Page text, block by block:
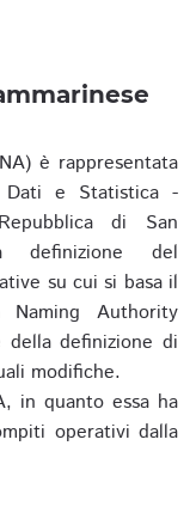
è rappresentata
Dati e Statistica -
di San
del
su cui si basa il
Authority
della definizione di
modifiche.
in quanto essa ha
operativi dalla